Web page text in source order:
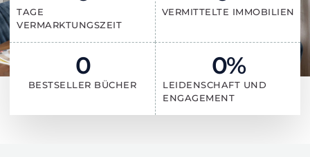
TAGE
VERMARKTUNGSZEIT
VERMITTELTE IMMOBILIEN
BESTSELLER BÜCHER
0
LEIDENSCHAFT UND
ENGAGEMENT
0%